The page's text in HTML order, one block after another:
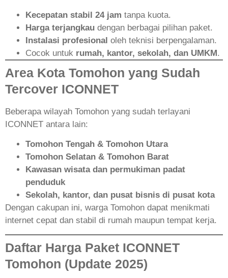
Kecepatan stabil 24 jam tanpa kuota.
Harga terjangkau dengan berbagai pilihan paket.
Instalasi profesional oleh teknisi berpengalaman.
Cocok untuk rumah, kantor, sekolah, dan UMKM.
Area Kota Tomohon yang Sudah
Tercover ICONNET
Beberapa wilayah Tomohon yang sudah terlayani
ICONNET antara lain:
Tomohon Tengah & Tomohon Utara
Tomohon Selatan & Tomohon Barat
Kawasan wisata dan permukiman padat
penduduk
Sekolah, kantor, dan pusat bisnis di pusat kota
Dengan cakupan ini, warga Tomohon dapat menikmati
internet cepat dan stabil di rumah maupun tempat kerja.
Daftar Harga Paket ICONNET
Tomohon (Update 2025)